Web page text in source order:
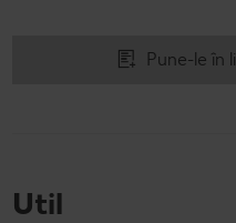
Pune-le în
Util